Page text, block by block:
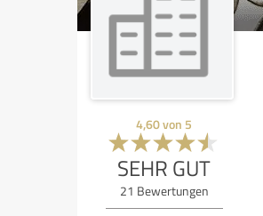
4,60von 5
SEHR GUT
21 Bewertungen